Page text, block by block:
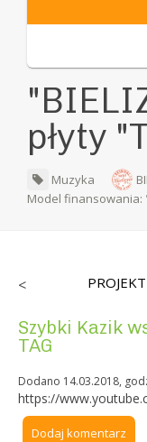
płyty
Muzyka
Model
< PROJEKT
Szybki Kazik
TAG
Dodano 14.03.2018,
https://
Dodaj komentarz